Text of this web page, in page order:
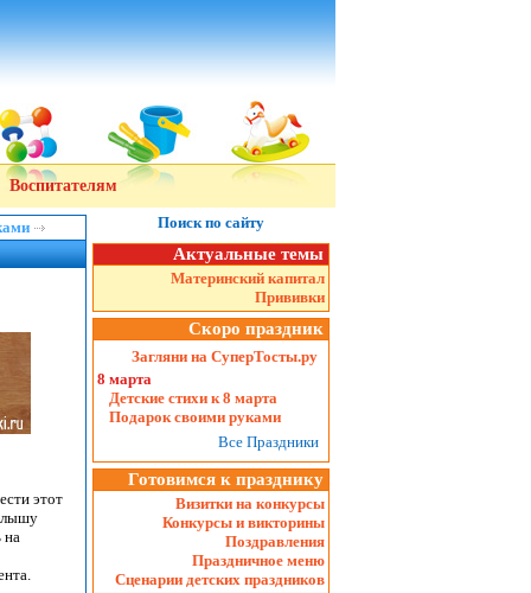
Воспитателям
этот
на
Поиск по сайту
Актуальные темы
Материнский капитал
Прививки
Скоро праздник
Загляни на СуперТосты.ру
8 марта
Детские стихи к 8 марта
Подарок своими руками
Все Праздники
Готовимся к празднику
Визитки на конкурсы
Конкурсы и викторины
Поздравления
Праздничное меню
Сценарии детских праздников